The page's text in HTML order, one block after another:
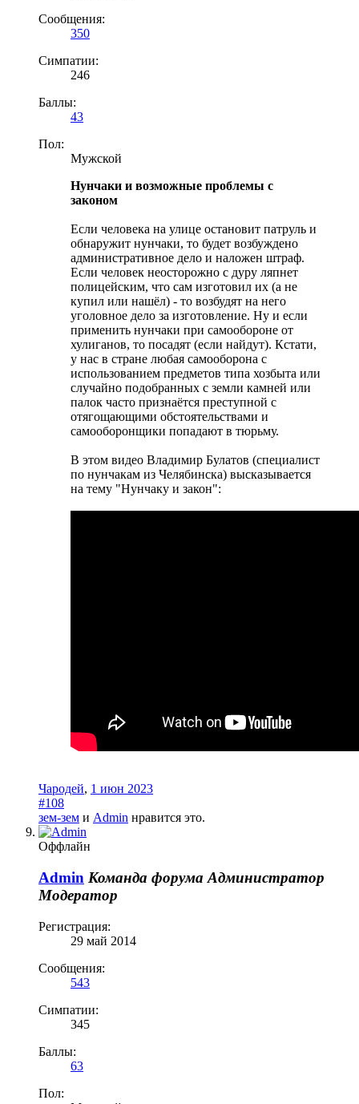
Сообщения:
350
Симпатии:
246
Баллы:
43
Пол:
Мужской
Нунчаки и возможные проблемы с
законом
Если человека на улице остановит патруль и
обнаружит нунчаки, то будет возбуждено
административное дело и наложен штраф.
Если человек неосторожно с дуру ляпнет
полицейским, что сам изготовил их (а не
купил или нашёл) - то возбудят на него
уголовное дело за изготовление. Ну и если
применить нунчаки при самообороне от
хулиганов, то посадят (если найдут). Кстати,
у нас в стране любая самооборона с
использованием предметов типа хозбыта или
случайно подобранных с земли камней или
палок часто признаётся преступной с
отягощающими обстоятельствами и
самооборонщики попадают в тюрьму.
В этом видео Владимир Булатов (специалист
по нунчакам из Челябинска) высказывается
на тему "Нунчаку и закон":
Чародей, 1 июн 2023
#108
зем-зем и Admin нравится это.
Оффлайн
Admin Команда форума Администратор
Модератор
Регистрация:
29 май 2014
Сообщения:
543
Симпатии:
345
Баллы:
63
Пол: